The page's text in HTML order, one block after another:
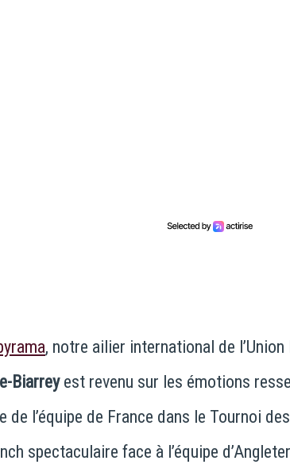
, notre ailier international de l’Union
Biarreyest revenu sur les émotions
de l’équipe de France dans le Tournoi
spectaculaire face à l’équipe